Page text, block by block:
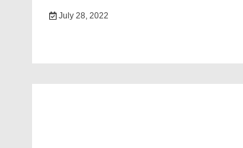
July 28, 2022